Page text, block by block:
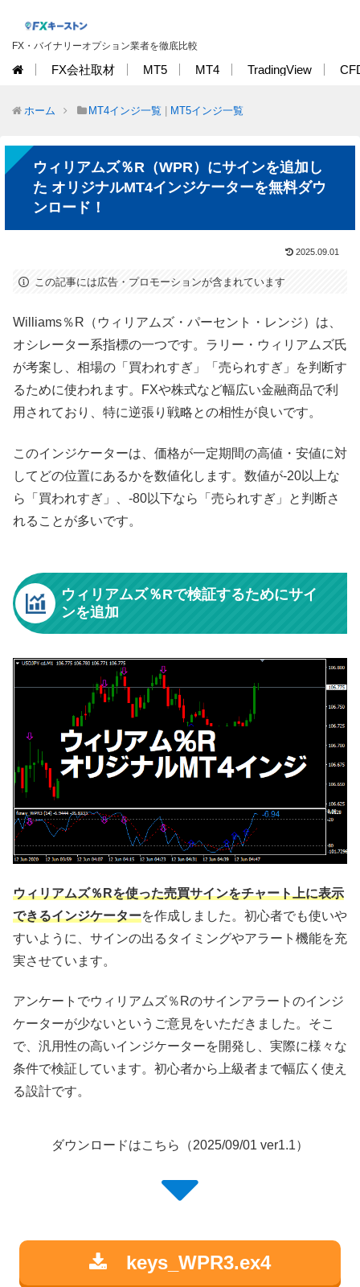
FX・バイナリーオプション業者を徹底比較
FX会社取材 MT5 MT4 TradingView
ホーム MT4インジ一覧 MT5インジ一覧
ウィリアムズ％R（WPR）にサインを追加し
た オリジナルMT4インジケーターを無料ダウ
ンロード！
2025.09.01
この記事には広告・プロモーションが含まれています
Williams％R（ウィリアムズ・パーセント・レンジ）は、
オシレーター系指標の一つです。ラリー・ウィリアムズ氏
が考案し、相場の「買われすぎ」「売られすぎ」を判断す
るために使われます。FXや株式など幅広い金融商品で利
用されており、特に逆張り戦略との相性が良いです。
このインジケーターは、価格が一定期間の高値・安値に対
してどの位置にあるかを数値化します。数値が-20以上な
ら「買われすぎ」、-80以下なら「売られすぎ」と判断さ
れることが多いです。
ウィリアムズ％Rで検証するためにサイ
ンを追加
ウィリアムズ％Rを使った売買サインをチャート上に表示
できるインジケーターを作成しました。初心者でも使いや
すいように、サインの出るタイミングやアラート機能を充
実させています。
アンケートでウィリアムズ％Rのサインアラートのインジ
ケーターが少ないというご意見をいただきました。そこ
で、汎用性の高いインジケーターを開発し、実際に様々な
条件で検証しています。初心者から上級者まで幅広く使え
る設計です。
ダウンロードはこちら（2025/09/01 ver1.1）
keys_WPR3.ex4